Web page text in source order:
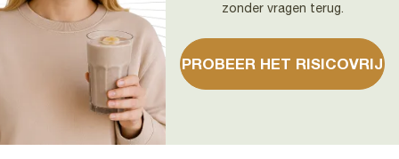
zonder vragen terug.
PROBEER HET RISICOVRIJ